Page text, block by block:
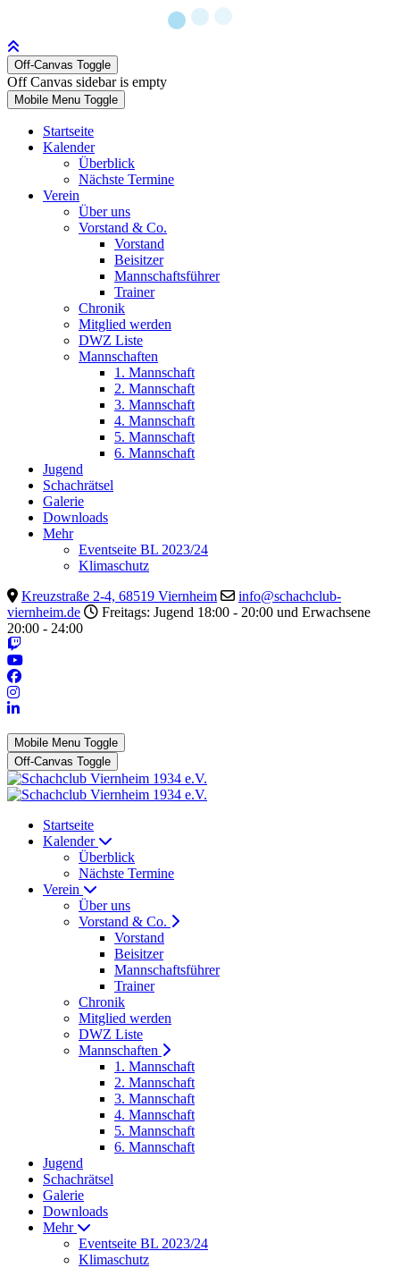
Off-Canvas Toggle
Off Canvas sidebar is empty
Mobile Menu Toggle
Startseite
Kalender
Überblick
Nächste Termine
Verein
Über uns
Vorstand & Co.
Vorstand
Beisitzer
Mannschaftsführer
Trainer
Chronik
Mitglied werden
DWZ Liste
Mannschaften
1. Mannschaft
2. Mannschaft
3. Mannschaft
4. Mannschaft
5. Mannschaft
6. Mannschaft
Jugend
Schachrätsel
Galerie
Downloads
Mehr
Eventseite BL 2023/24
Klimaschutz
Kreuzstraße 2-4, 68519 Viernheim
info@schachclub-
viernheim.de
Freitags: Jugend 18:00 - 20:00 und Erwachsene
20:00 - 24:00
Mobile Menu Toggle
Off-Canvas Toggle
Startseite
Kalender
Überblick
Nächste Termine
Verein
Über uns
Vorstand & Co.
Vorstand
Beisitzer
Mannschaftsführer
Trainer
Chronik
Mitglied werden
DWZ Liste
Mannschaften
1. Mannschaft
2. Mannschaft
3. Mannschaft
4. Mannschaft
5. Mannschaft
6. Mannschaft
Jugend
Schachrätsel
Galerie
Downloads
Mehr
Eventseite BL 2023/24
Klimaschutz